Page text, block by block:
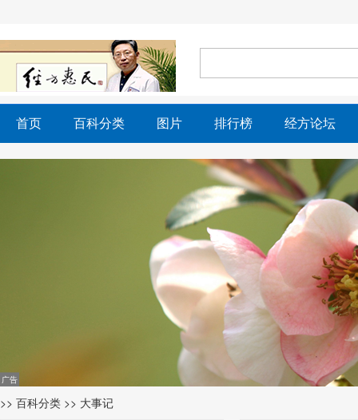
首页 百科分类 图片 排行榜 经方论坛
>> 百科分类 >> 大事记